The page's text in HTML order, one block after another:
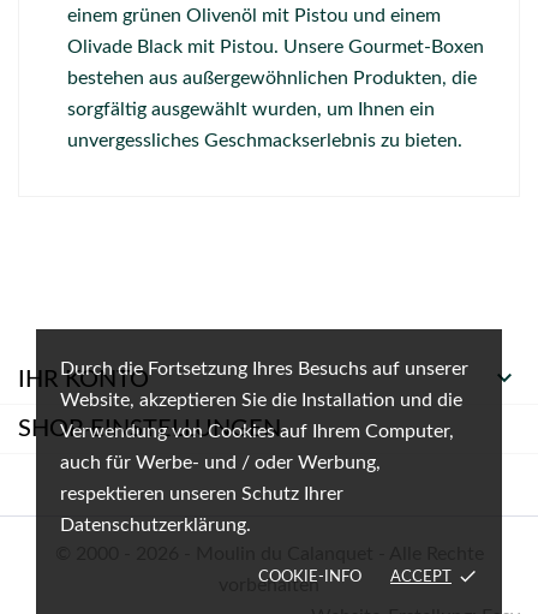
Durch die Fortsetzung Ihres Besuchs auf unserer
Website, akzeptieren Sie die Installation und die
Verwendung von Cookies auf Ihrem Computer,
auch für Werbe- und / oder Werbung,
respektieren unseren Schutz Ihrer
Datenschutzerklärung.
COOKIE-INFO ACCEPT done
einem grünen Olivenöl mit Pistou und einem
Olivade Black mit Pistou. Unsere Gourmet-Boxen
bestehen aus außergewöhnlichen Produkten, die
sorgfältig ausgewählt wurden, um Ihnen ein
unvergessliches Geschmackserlebnis zu bieten.
IHR KONTO 
SHOP-EINSTELLUNGEN
vorbehalten